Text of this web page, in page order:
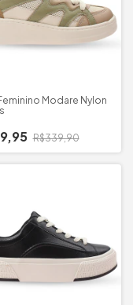
Modare Nylon
R$339,90